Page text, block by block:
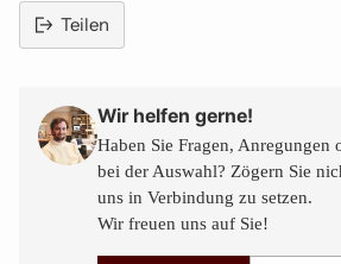
Teilen
den
Warenkorb
legen
Wir helfen gerne!
Haben Sie Fragen, Anregungen
bei der Auswahl? Zögern Sie
uns in Verbindung zu setzen.
Wir freuen uns auf Sie!